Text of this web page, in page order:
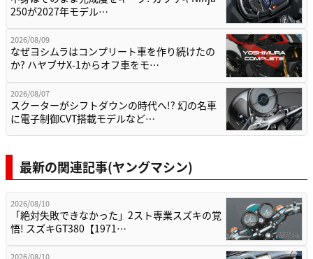
250が2027年モデル…
2026/08/09
なぜヨシムラはコンプリート車を作り続けたの
か? ハヤブサX-1からオフ車をモ…
2026/08/07
スクーターがシフトダウンの時代へ!? 幻の名車
に電子制御CVT搭載モデルなど…
最新の関連記事(ヤングマシン)
2026/08/10
「絶対失敗できなかった」2スト専業スズキの覚
悟! スズキGT380【1971…
2026/08/10